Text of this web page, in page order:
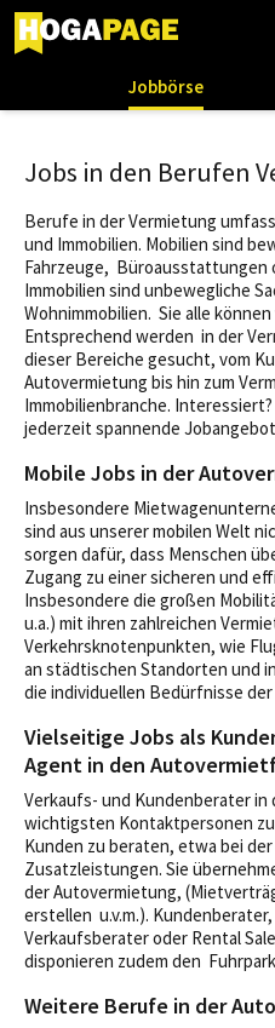
Jobbörse
Jobs in den Berufen
Berufe in der Vermietung
und Immobilien. Mobilien sind
Fahrzeuge, Büroausstattungen
Immobilien sind unbewegliche
Wohnimmobilien. Sie alle
Entsprechend werden in der
dieser Bereiche gesucht, vom
Autovermietung bis hin zum
Immobilienbranche. Interessiert?
jederzeit spannende
Mobile Jobs in der
Insbesondere
sind aus unserer mobilen Welt
sorgen dafür, dass Menschen
Zugang zu einer sicheren und
Insbesondere die großen
u.a.) mit ihren zahlreichen
Verkehrsknotenpunkten, wie
an städtischen Standorten und
die individuellen Bedürfnisse
Vielseitige Jobs als
Agent in den
Verkaufs- und Kundenberater in
wichtigsten Kontaktpersonen
Kunden zu beraten, etwa bei
Zusatzleistungen. Sie
der Autovermietung,
erstellen u.v.m.).
Verkaufsberater oder Rental
disponieren zudem den
Weitere Berufe in der